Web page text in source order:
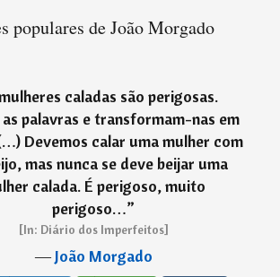
populares de João Morgado
caladas são perigosas.
as palavras e transformam-nas em
Devemos calar uma mulher com
mas nunca se deve beijar uma
calada. É perigoso, muito
perigoso…”
[In: Diário dos Imperfeitos]
―João Morgado